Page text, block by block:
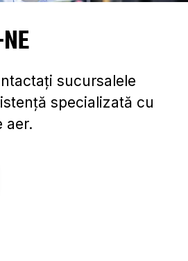
sucursalele
specializată cu
aer.